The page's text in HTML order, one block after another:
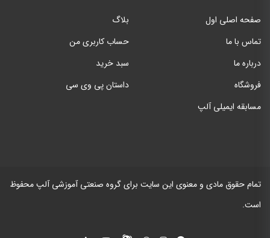
صفحه اصلی اول
بلاگ
تماس با ما
حساب کاربری من
درباره ما
سبد خرید
فروشگاه
داستان پی وی سی
مسابقه ایمیلی آلپ
تمام حقوق مادی و معنوی این سایت برای گروه صنعتی آموزشی آلپ محفوظ
است.